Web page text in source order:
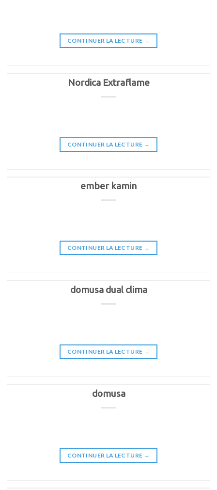
CONTINUER LA LECTURE →
Nordica Extraflame
CONTINUER LA LECTURE →
ember kamin
CONTINUER LA LECTURE →
domusa dual clima
CONTINUER LA LECTURE →
domusa
CONTINUER LA LECTURE →